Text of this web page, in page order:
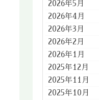
2026年5月
2026年4月
2026年3月
2026年2月
2026年1月
2025年12月
2025年11月
2025年10月